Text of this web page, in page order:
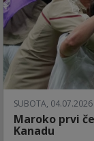
SUBOTA,
Maroko prvi
Kanadu